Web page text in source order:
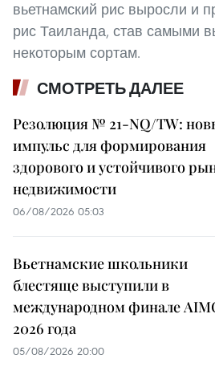
вьетнамский рис выросли и
рис Таиланда, став самыми
некоторым сортам.
СМОТРЕТЬ ДАЛЕЕ
Резолюция № 21-NQ/TW:
импульс для формирования
здорового и устойчивого
недвижимости
06/08/2026 05:03
Вьетнамские школьники
блестяще выступили в
международном финале
2026 года
05/08/2026 20:00